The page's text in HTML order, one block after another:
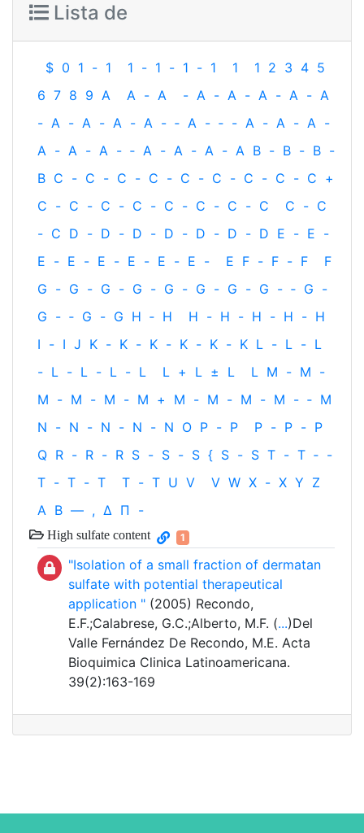
Lista de
$ 0 1 - 1 1 - 1 - 1 - 1 1 1 2 3 4 5
6 7 8 9 A A - A - A - A - A - A - A
- A - A - A - A - ‐ A - ‐ - A - A - A -
A - A - A - ‐ A - A - A - A B - B - B -
B C - C - C - C - C - C - C - C - C +
C - C - C - C - C - C - C - C C - C
- C D - D - D - D - D - D - D E - E -
E - E - E - E - E - E - E F - F - F
F
G - G - G - G - G - G - G - G - ‐ G -
G - ‐ G - G H ‐ H H - H - H - H - H
I - I J K - K - K - K - K - K L - L - L
- L - L - L - L L + L ± L L M - M -
M - M - M - M + M - M - M - M - ‐ M
N - N - N - N - N O P - P P - P - P
Q R - R - R S - S - S { S - S T - T ‐ -
T - T - T T - T U V V W X - X Y Z
Α Β — , Δ Π -
High sulfate content 1
"Isolation of a small fraction of dermatan
sulfate with potential therapeutical
application " (2005) Recondo,
E.F.;Calabrese, G.C.;Alberto, M.F. (...)Del
Valle Fernández De Recondo, M.E. Acta
Bioquimica Clinica Latinoamericana.
39(2):163-169